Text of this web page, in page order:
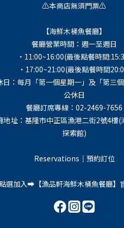
⚠️本商店無須門票⚠️
【海鮮木桶魚餐廳】
餐廳營業時間：週一至週日
・11:00~16:00(最後點餐時間
・17:00~21:00(最後點餐時間
日：每月「第一個星期一」及「第三
公休日
餐廳訂席專線：02-2469-7656
地址：基隆市中正區漁港二街2號4樓(
探索館)
Reservations｜預約訂位
選加入➡️【漁品軒海鮮木桶魚餐廳】